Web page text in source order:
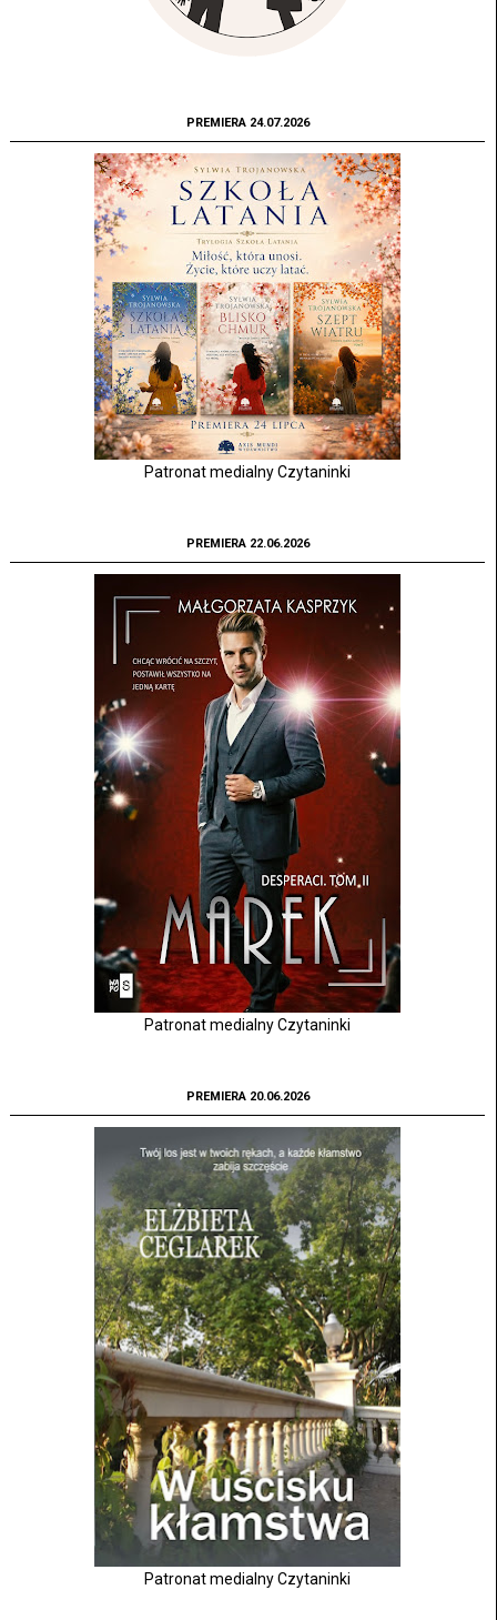
PREMIERA 24.07.2026
Patronat medialny Czytaninki
PREMIERA 22.06.2026
Patronat medialny Czytaninki
PREMIERA 20.06.2026
Patronat medialny Czytaninki